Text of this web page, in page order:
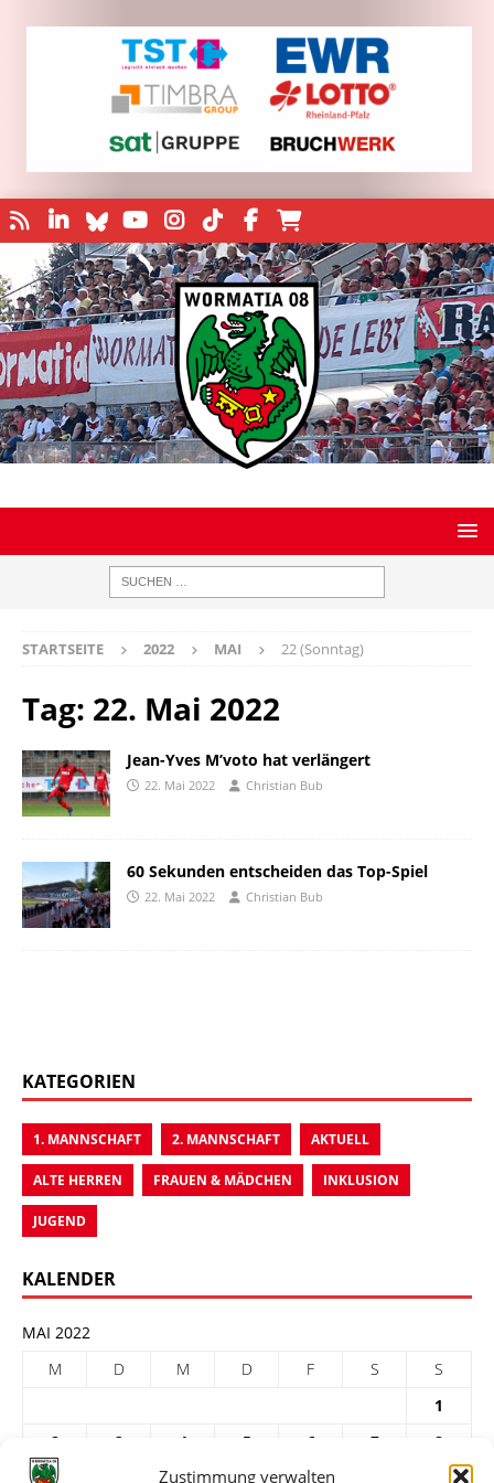
Zustimmung verwalten
STARTSEITE 2022 MAI 22 (Sonntag)
Tag: 22. Mai 2022
Jean-Yves M’voto hat verlängert
22. Mai 2022 Christian Bub
60 Sekunden entscheiden das Top-Spiel
22. Mai 2022 Christian Bub
KATEGORIEN
1. MANNSCHAFT 2. MANNSCHAFT AKTUELL
ALTE HERREN FRAUEN & MÄDCHEN INKLUSION
JUGEND
KALENDER
MAI 2022
M
D M D F S
S
1
2
3 4 5 6 7
8
9
11 12 13